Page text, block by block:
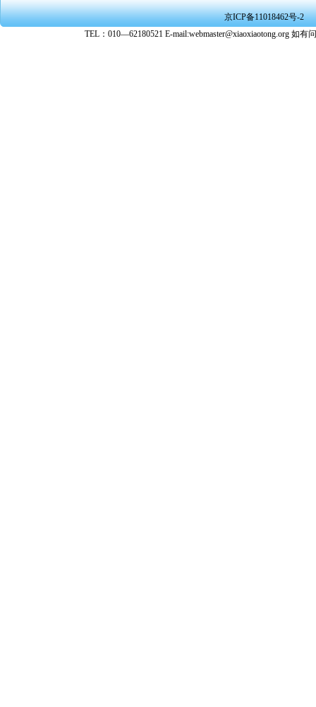
★ 在本
转载、
★ 参与
京ICP备11018462号-2
TEL：010—62180521 E-mail:webmaster@xiaoxiaotong.org 如